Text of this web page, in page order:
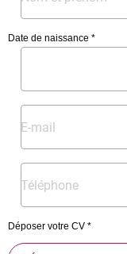
Date de naissance *
Déposer votre CV *